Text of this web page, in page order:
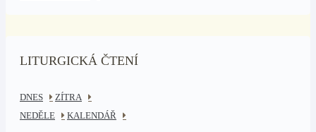
LITURGICKÁ ČTENÍ
DNES
ZÍTRA
NEDĚLE
KALENDÁŘ